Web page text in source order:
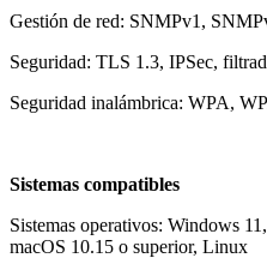
Gestión de red: SNMPv1,
Seguridad: TLS 1.3, IPSec,
Seguridad inalámbrica: WPA,
Sistemas compatibles
Sistemas operativos: Windows
macOS 10.15 o superior, Linux